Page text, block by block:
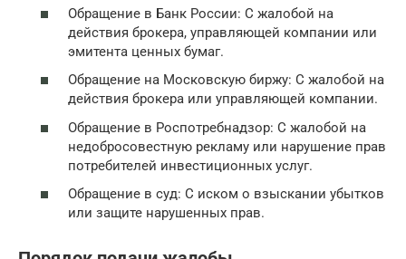
Обращение в Банк России: С жалобой на
действия брокера, управляющей компании или
эмитента ценных бумаг.
Обращение на Московскую биржу: С жалобой на
действия брокера или управляющей компании.
Обращение в Роспотребнадзор: С жалобой на
недобросовестную рекламу или нарушение прав
потребителей инвестиционных услуг.
Обращение в суд: С иском о взыскании убытков
или защите нарушенных прав.